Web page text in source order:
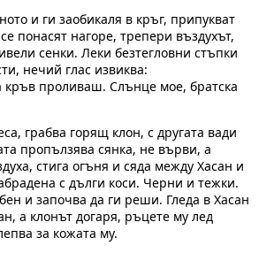
и ги заобикаля в кръг, припукват
понасят нагоре, трепери въздухът,
сенки. Леки безтегловни стъпки
нечий глас извиква:
проливаш. Слънце мое, братска
грабва горящ клон, с другата вади
пропълзява сянка, не върви, а
стига огъня и сяда между Хасан и
с дълги коси. Черни и тежки.
и започва да ги реши. Гледа в Хасан
а клонът догаря, ръцете му лед
за кожата му.